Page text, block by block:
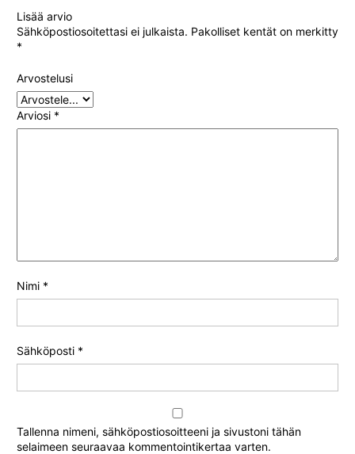
5/ 5
Lisää arvio
Sähköpostiosoitettasi ei julkaista. Pakolliset kentät on merkitty
*
Arvostelusi
Arviosi *
Nimi *
Sähköposti *
Tallenna nimeni, sähköpostiosoitteeni ja sivustoni tähän
selaimeen seuraavaa kommentointikertaa varten.